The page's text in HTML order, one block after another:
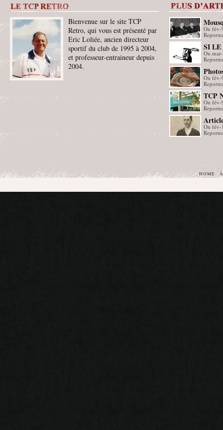
Bienvenue sur le site TCP
Retro, qui vous est présenté par
Eric Loliée, ancien directeur
sportif du club de 1995 à 2004,
et professeur-entraineur depuis
2004.
On fév-
SI LE
On
Sport
On fév-
TCP
On fév-
On fév-
HOME